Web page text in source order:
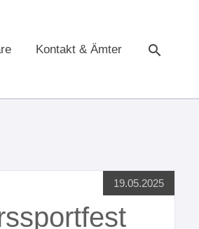
Kontakt & Ämter
19.05.2025